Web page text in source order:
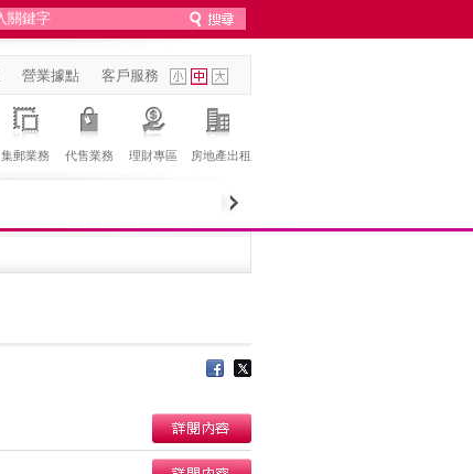
營業據點 客戶服務
集郵業務 代售業務 理財專區 房地產出租